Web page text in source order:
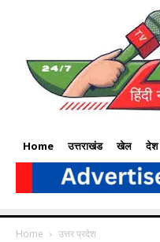
Home उत्तराखंड खेल देश
Home उत्तर प्रदेश